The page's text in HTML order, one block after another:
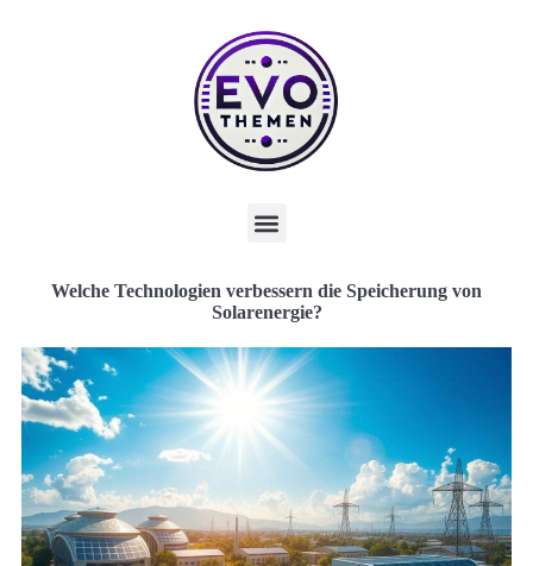
Welche Technologien verbessern die Speicherung von
Solarenergie?